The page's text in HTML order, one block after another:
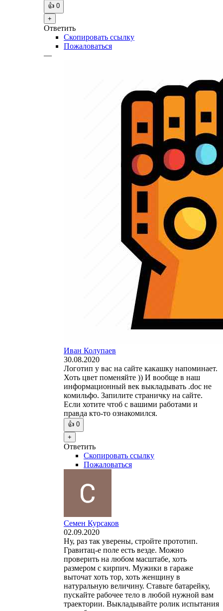
👍 0
+
Ответить
Скопировать ссылку
Пожаловаться
—
Иван Колупаев
30.08.2020
Логотип у вас на сайте какашку напоминает.
Хоть цвет поменяйте )) И вообще в наш
информационный век выкладывать .doc не
комильфо. Запилите страничку на сайте.
Если хотите чтоб с вашими работами и
правда кто-то ознакомился.
👍 0
+
Ответить
Скопировать ссылку
Пожаловаться
Семен Курсаков
02.09.2020
Ну, раз так уверены, стройте прототип.
Гравитац-е поле есть везде. Можно
проверить на любом масштабе, хоть
размером с кирпич. Мужики в гараже
выточат хоть тор, хоть женщину в
натуральную величину. Ставьте батарейку,
пускайте рабочее тело в любой нужной вам
траектории. Выкладывайте ролик испытания